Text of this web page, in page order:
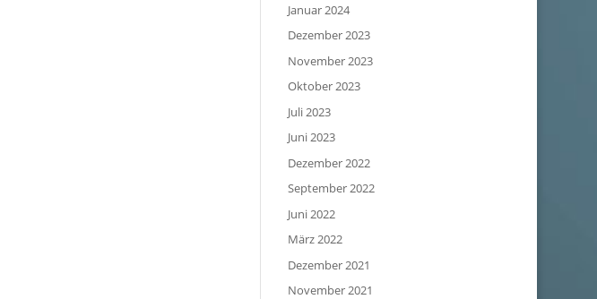
Januar 2024
Dezember 2023
November 2023
Oktober 2023
Juli 2023
Juni 2023
Dezember 2022
September 2022
Juni 2022
März 2022
Dezember 2021
November 2021